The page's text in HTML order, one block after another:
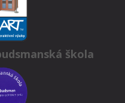
škola